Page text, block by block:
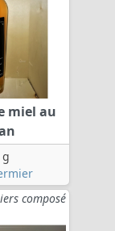
miel au
g
composé